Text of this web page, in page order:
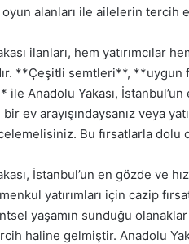
oyun alanları ile ailelerin
ilanları, hem yatırımcılar
**Çeşitli semtleri**,
ile Anadolu Yakası,
ev arayışındaysanız veya
Bu fırsatlarla dolu
İstanbul’un en gözde ve
yatırımları için cazip
yaşamın sunduğu
haline gelmiştir. Anadolu